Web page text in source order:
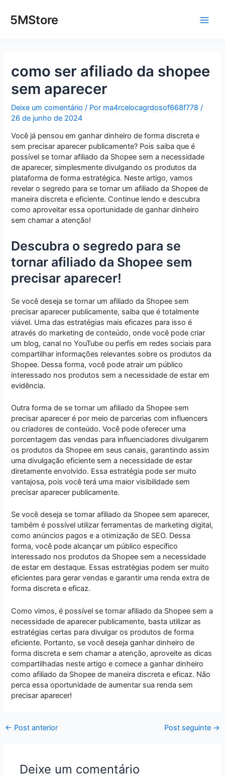
para5MStore
como ser afiliado da shopee
sem aparecer
Deixe um comentário / Por ma4rcelocagrdosof668f778/
26 de junho de 2024
Você já pensou em ganhar dinheiro de forma discreta e
sem precisar aparecer publicamente? Pois saiba que é
possível se tornar afiliado da Shopee sem a necessidade
de aparecer, simplesmente divulgando os produtos da
plataforma de forma estratégica. Neste artigo, vamos
revelar o segredo para se tornar um afiliado da Shopee de
maneira discreta e eficiente. Continue lendo e descubra
como aproveitar essa oportunidade de ganhar dinheiro
sem chamar a atenção!
Descubra o segredo para se
tornar afiliado da Shopee sem
precisar aparecer!
Se você deseja se tornar um afiliado da Shopee sem
precisar aparecer publicamente, saiba que é totalmente
viável. Uma das estratégias mais eficazes para isso é
através do marketing de conteúdo, onde você pode criar
um blog, canal no YouTube ou perfis em redes sociais para
compartilhar informações relevantes sobre os produtos da
Shopee. Dessa forma, você pode atrair um público
interessado nos produtos sem a necessidade de estar em
evidência.
Outra forma de se tornar um afiliado da Shopee sem
precisar aparecer é por meio de parcerias com influencers
ou criadores de conteúdo. Você pode oferecer uma
porcentagem das vendas para influenciadores divulgarem
os produtos da Shopee em seus canais, garantindo assim
uma divulgação eficiente sem a necessidade de estar
diretamente envolvido. Essa estratégia pode ser muito
vantajosa, pois você terá uma maior visibilidade sem
precisar aparecer publicamente.
Se você deseja se tornar afiliado da Shopee sem aparecer,
também é possível utilizar ferramentas de marketing digital,
como anúncios pagos e a otimização de SEO. Dessa
forma, você pode alcançar um público específico
interessado nos produtos da Shopee sem a necessidade
de estar em destaque. Essas estratégias podem ser muito
eficientes para gerar vendas e garantir uma renda extra de
forma discreta e eficaz.
Como vimos, é possível se tornar afiliado da Shopee sem a
necessidade de aparecer publicamente, basta utilizar as
estratégias certas para divulgar os produtos de forma
eficiente. Portanto, se você deseja ganhar dinheiro de
forma discreta e sem chamar a atenção, aproveite as dicas
compartilhadas neste artigo e comece a ganhar dinheiro
como afiliado da Shopee de maneira discreta e eficaz. Não
perca essa oportunidade de aumentar sua renda sem
precisar aparecer!
navigation
← Post anterior Post seguinte →
Deixe um comentário